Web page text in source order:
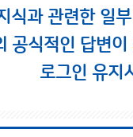
식과 관련한 일
공식적인 답변이
로그인 유지